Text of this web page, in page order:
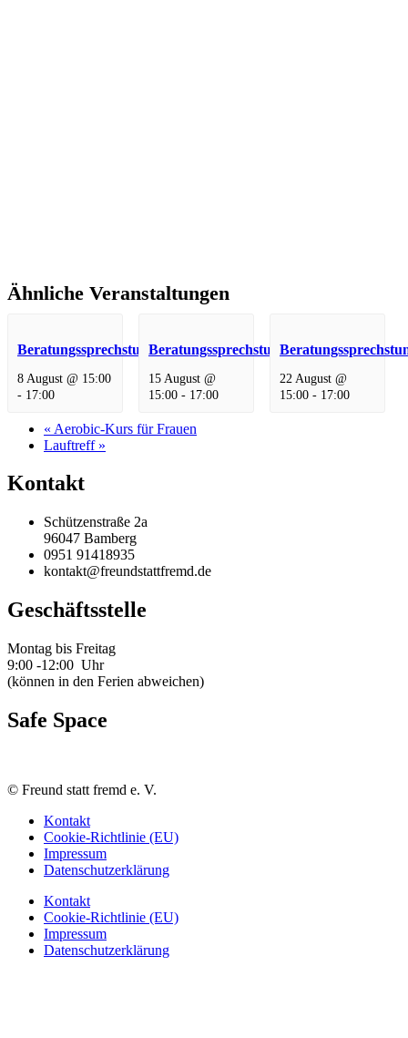
Ähnliche Veranstaltungen
Beratungssprechstunde
8 August @ 15:00
- 17:00
Beratungssprechstunde
15 August @
15:00- 17:00
22 August @
15:00- 17:00
« Aerobic-Kurs für Frauen
Lauftreff »
Kontakt
Schützenstraße 2a
96047 Bamberg
0951 91418935
kontakt@freundstattfremd.de
Geschäftsstelle
Montag bis Freitag
9:00 -12:00 Uhr
(können in den Ferien abweichen)
Safe Space
© Freund statt fremd e. V.
Kontakt
Cookie-Richtlinie (EU)
Impressum
Datenschutzerklärung
Kontakt
Cookie-Richtlinie (EU)
Impressum
Datenschutzerklärung